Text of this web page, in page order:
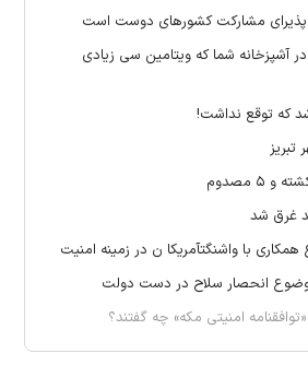
پذیرای مشارکت کشور‌های دوست است
آشپزخانه شما که ویتامین سی زیادی
که توقع نداشت!
با واشنگتآمریکا ن در زمینه امنیت
موضوع انحصار سلاح در دست دولت
امنیتی مکه» چه گفتند؟